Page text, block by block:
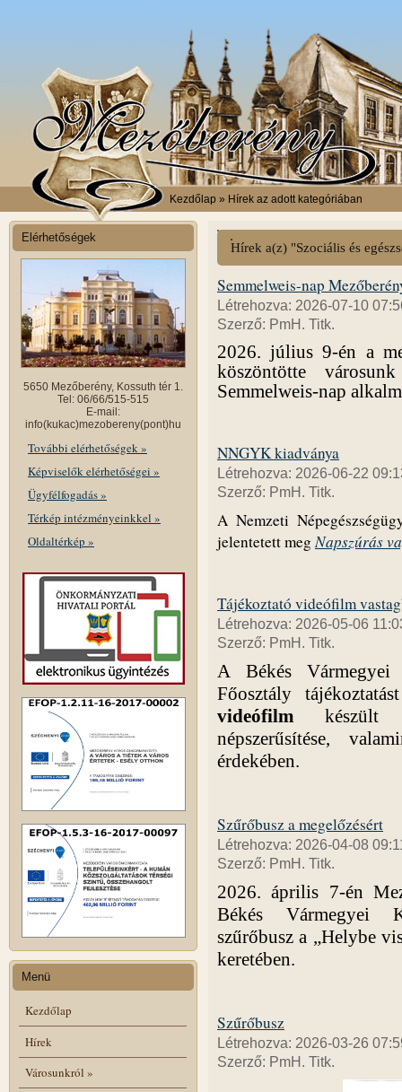
Kezdőlap » Hírek az adott kategóriában
Elérhetőségek
5650 Mezőberény, Kossuth tér 1.
Tel: 06/66/515-515
E-mail:
info(kukac)mezobereny(pont)hu
További elérhetőségek »
Képviselők elérhetőségei »
Ügyfélfogadás »
Térkép intézményeinkkel »
Oldaltérkép »
Menü
Kezdőlap
Hírek
Városunkról »
Hírek a(z) "Szociális és
Semmelweis-nap
Létrehozva: 2026-07-10
Szerző: PmH. Titk.
2026. július 9-én a
köszöntötte
Semmelweis-nap
NNGYK kiadványa
Létrehozva: 2026-06-22
Szerző: PmH. Titk.
A Nemzeti
jelentetett megNapszúrás
Tájékoztató videófilm
Létrehozva: 2026-05-06
Szerző: PmH. Titk.
A Békés Vármegyei
Főosztály
videófilm készült
népszerűsítése,
érdekében.
Szűrőbusz a megelőzésért
Létrehozva: 2026-04-08
Szerző: PmH. Titk.
2026. április 7-én
Békés Vármegyei
szűrőbusz a „Helybe
keretében.
Szűrőbusz
Létrehozva: 2026-03-26
Szerző: PmH. Titk.